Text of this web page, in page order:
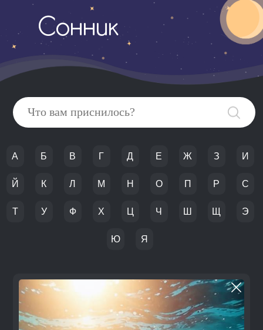
Сонник
А Б В Г Д Е Ж З И
Й К Л М Н О П Р С
Т У Ф Х Ц Ч Ш Щ Э
Ю Я